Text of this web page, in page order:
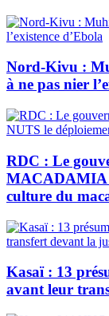
Nord-Kivu :
à ne pas nier
RDC : Le
MACADAMIA
culture du
Kasaï : 13
avant leur